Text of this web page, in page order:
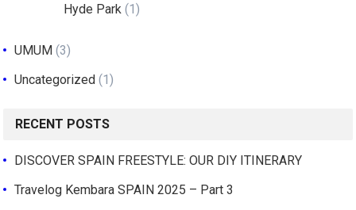
Hyde Park (1)
UMUM (3)
Uncategorized (1)
RECENT POSTS
DISCOVER SPAIN FREESTYLE: OUR DIY ITINERARY
Travelog Kembara SPAIN 2025 – Part 3